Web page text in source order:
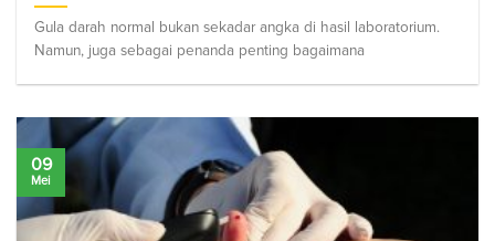
Gula darah normal bukan sekadar angka di hasil laboratorium.
Namun, juga sebagai penanda penting bagaimana
09
Mei